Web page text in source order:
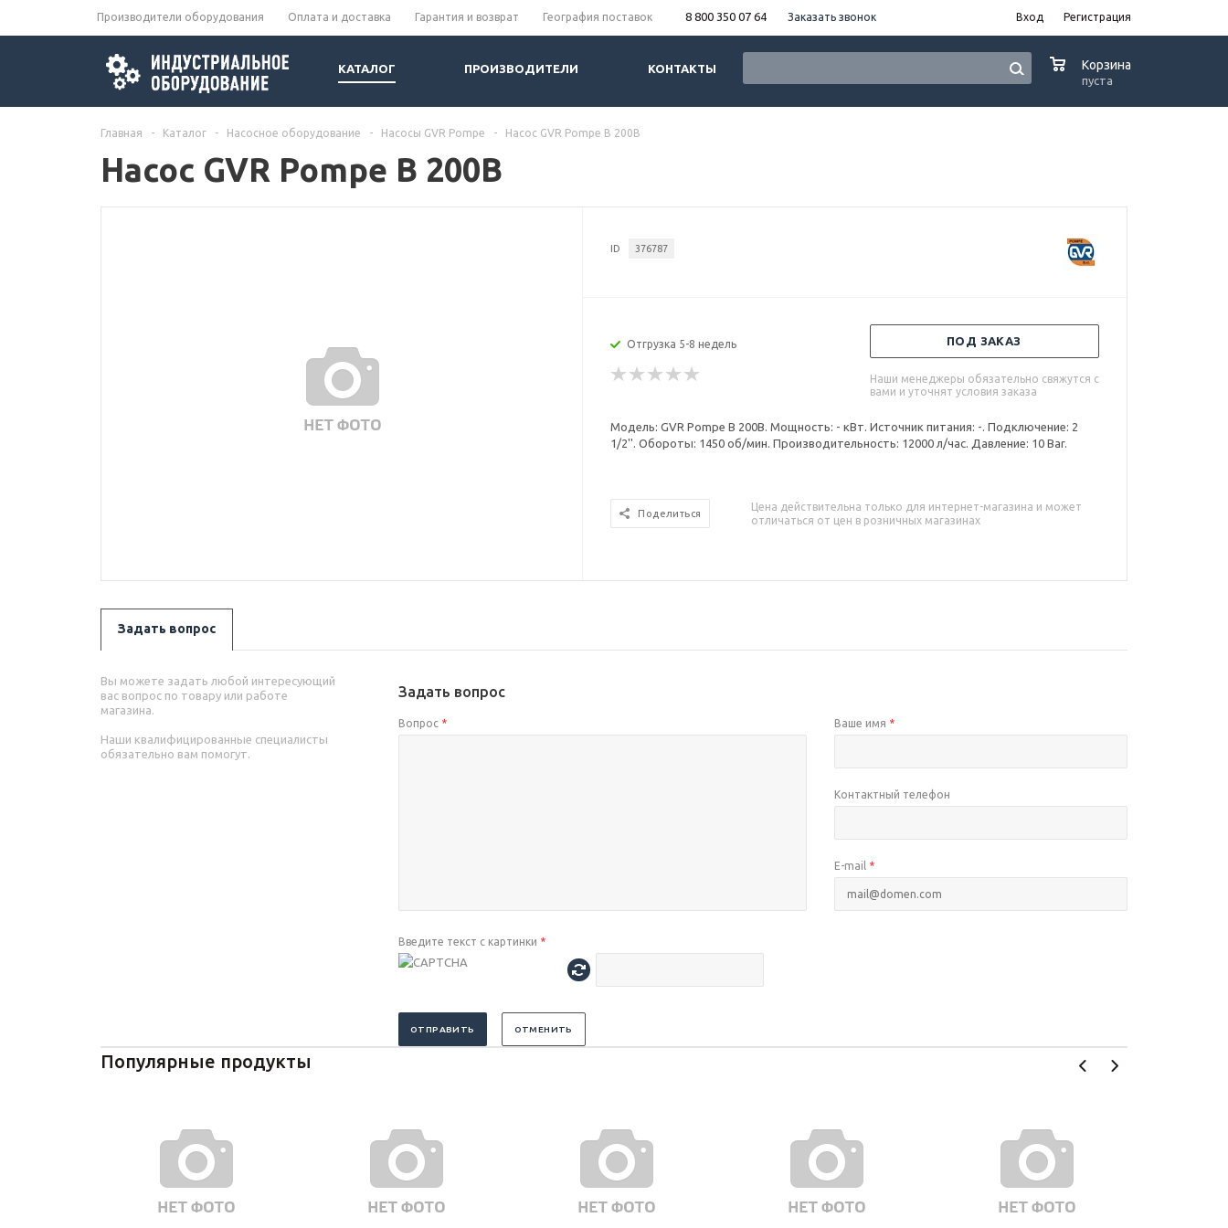
Производители оборудования Оплата и доставка Гарантия и возврат География поставок 8 800 350 07 64 Заказать звонок Вход Регистрация
КАТАЛОГ ПРОИЗВОДИТЕЛИ КОНТАКТЫ Корзина
пуста
Главная - Каталог - Насосное оборудование - Насосы GVR Pompe - Насос GVR Pompe B 200B
Насос GVR Pompe B 200B
ID 376787
Отгрузка 5-8 недель ПОД ЗАКАЗ
Наши менеджеры обязательно свяжутся с
вами и уточнят условия заказа
Модель: GVR Pompe B 200B. Мощность: - кВт. Источник питания: -. Подключение: 2
1/2''. Обороты: 1450 об/мин. Производительность: 12000 л/час. Давление: 10 Bar.
Поделиться
Цена действительна только для интернет-магазина и может
отличаться от цен в розничных магазинах
Задать вопрос
Вы можете задать любой интересующий
вас вопрос по товару или работе
магазина.
Наши квалифицированные специалисты
обязательно вам помогут.
Задать вопрос
Вопрос * Ваше имя *
Контактный телефон
E-mail *
Введите текст с картинки *
ОТПРАВИТЬ ОТМЕНИТЬ
Популярные продукты